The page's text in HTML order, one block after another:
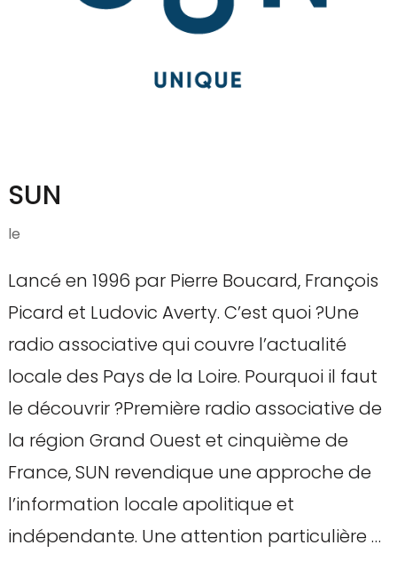
SUN
le
Lancé en 1996 par Pierre Boucard, François
Picard et Ludovic Averty. C’est quoi ?Une
radio associative qui couvre l’actualité
locale des Pays de la Loire. Pourquoi il faut
le découvrir ?Première radio associative de
la région Grand Ouest et cinquième de
France, SUN revendique une approche de
l’information locale apolitique et
indépendante. Une attention particulière …